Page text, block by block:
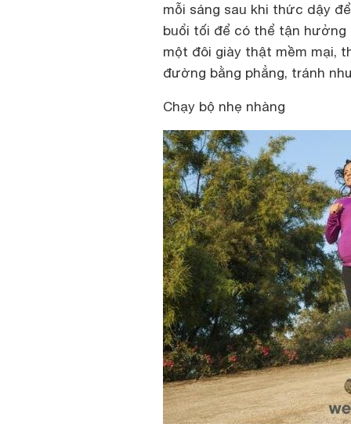
mỗi sáng sau khi thức dậy
buổi tối để có thể tận hưởng
một đôi giày thật mềm mại,
đường bằng phẳng, tránh
Chạy bộ nhẹ nhàng